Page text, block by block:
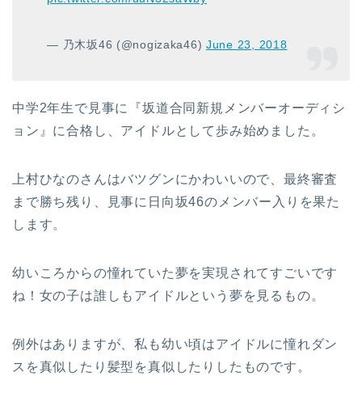
— 乃木坂46 (@nogizaka46)June 23, 2018
中学2年生で見事に『坂道合同新規メンバーオーディシ
ョン』に合格し、アイドルとして歩み始めました。
上村ひなのさんはバツグンにかわいいので、最終審査
まで勝ち残り、見事に日向坂46のメンバー入りを果た
します。
幼いころからの憧れていた夢を実現されてすごいです
ね！女の子は誰しもアイドルという夢を見るもの。
例外はありますが、私も幼い頃はアイドルに憧れダン
スを真似したり髪型を真似したりしたものです。